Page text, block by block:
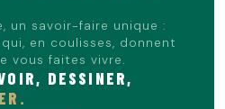
un savoir-faire unique :
en coulisses, donnent
vous faites vivre.
DESSINER,